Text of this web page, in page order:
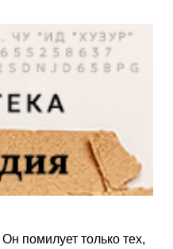
помилует только тех,